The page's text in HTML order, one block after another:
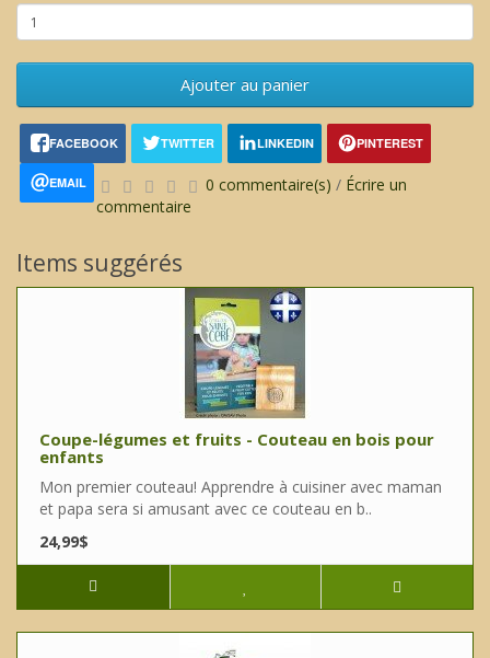
Ajouter au panier
FACEBOOK TWITTER LINKEDIN PINTEREST
EMAIL 0 commentaire(s) / Écrire un
commentaire
Items suggérés
Coupe-légumes et fruits - Couteau en bois pour
enfants
Mon premier couteau! Apprendre à cuisiner avec maman
et papa sera si amusant avec ce couteau en b..
24,99$